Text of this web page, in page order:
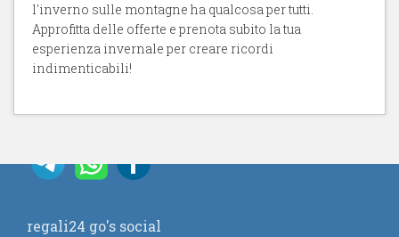
l'inverno sulle montagne ha qualcosa per tutti.
Approfitta delle offerte e prenota subito la tua
esperienza invernale per creare ricordi
indimenticabili!
regali24 go's social